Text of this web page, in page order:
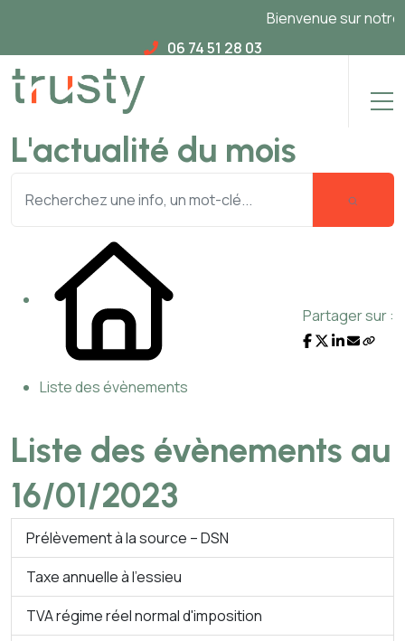
Bienvenue sur notre
06 74 51 28 03
L'actualité du mois
Liste des évènements
Partager sur :
Liste des évènements au
16/01/2023
Prélèvement à la source – DSN
Taxe annuelle à l’essieu
TVA régime réel normal d'imposition